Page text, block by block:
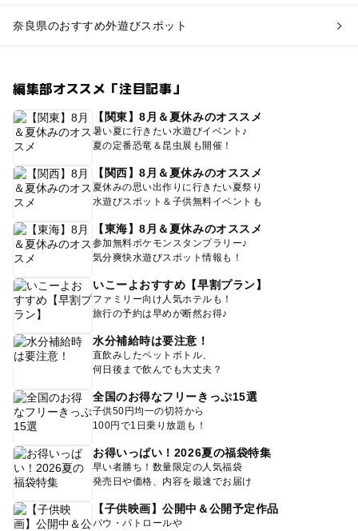
奈良県のおすすめ外遊びスポット
編集部オススメ「注目記事」
【関東】8月＆夏休みのオススメ
暑い夏に行きたい水遊びイベント♪
夏の定番恐竜＆昆虫展も開催！
【関西】8月＆夏休みのオススメ
夏休みの思い出作りに行きたい夏祭り
水遊びスポット＆子供無料イベントも
【東海】8月＆夏休みのオススメ
参加無料ポケモンスタンプラリー♪
気分爽快水遊びスポット情報も！
いこーよおすすめ【早割プラン】
ファミリー向け人気ホテルも！
旅行の予約は早めが断然お得♪
水分補給時は要注意！
直飲みしたペットボトル、
何日後まで飲んでも大丈夫？
全国のお得なフリーきっぷ15選
子供50円均一の切符から
100円で1日乗り放題も！
お得いっぱい！2026夏の福袋特集
早い者勝ち！数量限定の人気福袋
発売日や価格、内容を最速でお届け
【子供映画】公開中＆公開予定作品
パウ・パトロールや